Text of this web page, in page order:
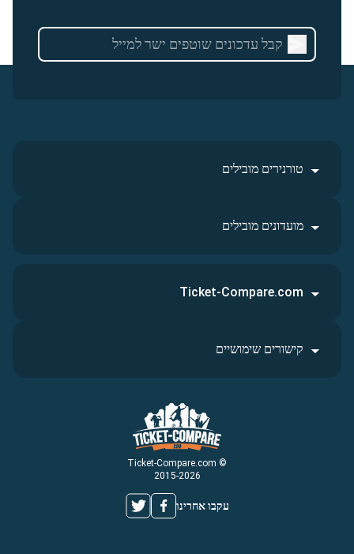
טורנירים מובילים
מועדונים מובילים
© Ticket-Compare.com
2015-2026
עקבו אחרינו
Ticket-Compare.com
קישורים שימושיים